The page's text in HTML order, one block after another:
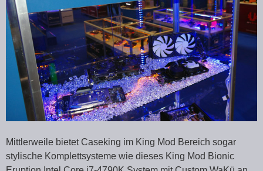
Mittlerweile bietet Caseking im King Mod Bereich sogar
stylische Komplettsysteme wie dieses King Mod Bionic